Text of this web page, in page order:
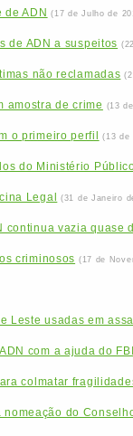
ADN (17 de Julho de
de ADN a suspeitos
não reclamadas
amostra de crime (13
o primeiro perfil (13 de
do Ministério
Legal (31 de Janeiro
continua vazia quase
criminosos (17 de
Leste usadas em
com a ajuda do
colmatar
nomeação do